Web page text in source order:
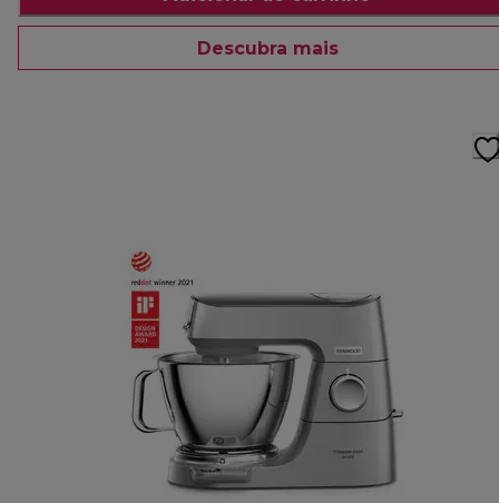
Descubra mais